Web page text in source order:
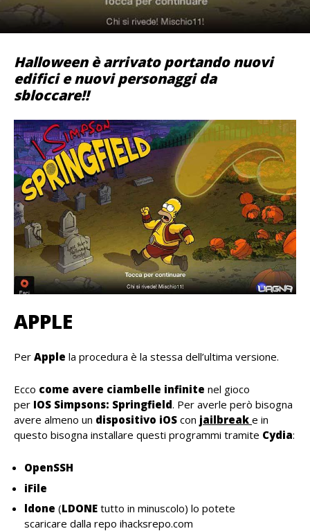
Halloween è arrivato portando nuovi
edifici e nuovi personaggi da
sbloccare!!
APPLE
Per Apple la procedura è la stessa dell’ultima versione.
Ecco come avere ciambelle infinite nel gioco
per IOS Simpsons: Springfield. Per averle però bisogna
avere almeno un dispositivo iOS con jailbreak e in
questo bisogna installare questi programmi tramite Cydia:
OpenSSH
iFile
ldone (LDONE tutto in minuscolo) lo potete
scaricare dalla repo ihacksrepo.com